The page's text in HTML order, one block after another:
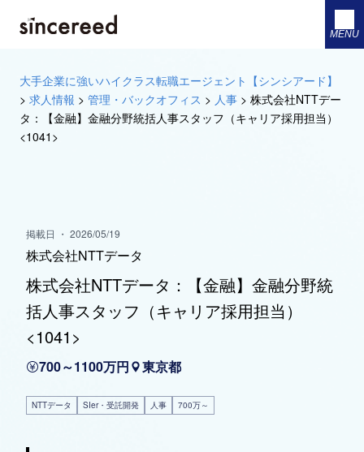
MENU
大手企業に強いハイクラス転職エージェント【シンシアード】
> 求人情報 > 管理・バックオフィス > 人事 > 株式会社NTTデー
タ：【金融】金融分野統括人事スタッフ（キャリア採用担当）
<1041>
掲載日 ・ 2026/05/19
株式会社NTTデータ
株式会社NTTデータ：【金融】金融分野統
括人事スタッフ（キャリア採用担当）
<1041>
700～1100万円 東京都
NTTデータ SIer・受託開発 人事 700万～